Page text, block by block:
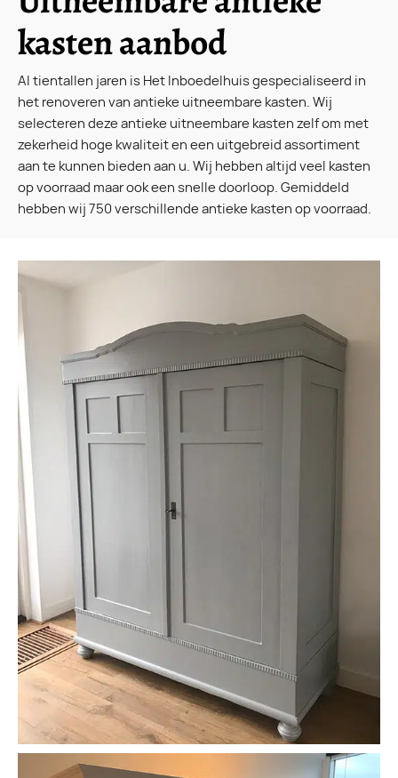
kasten aanbod
Al tientallen jaren is Het Inboedelhuis gespecialiseerd in
het renoveren van antieke uitneembare kasten. Wij
selecteren deze antieke uitneembare kasten zelf om met
zekerheid hoge kwaliteit en een uitgebreid assortiment
aan te kunnen bieden aan u. Wij hebben altijd veel kasten
op voorraad maar ook een snelle doorloop. Gemiddeld
hebben wij 750 verschillende antieke kasten op voorraad.